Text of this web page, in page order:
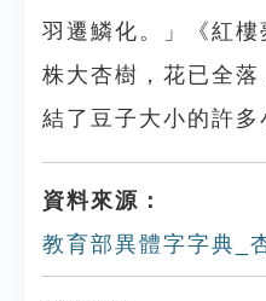
羽遷鱗化。」《紅
株大杏樹，花已全
結了豆子大小的許多
資料來源：
教育部異體字字典_